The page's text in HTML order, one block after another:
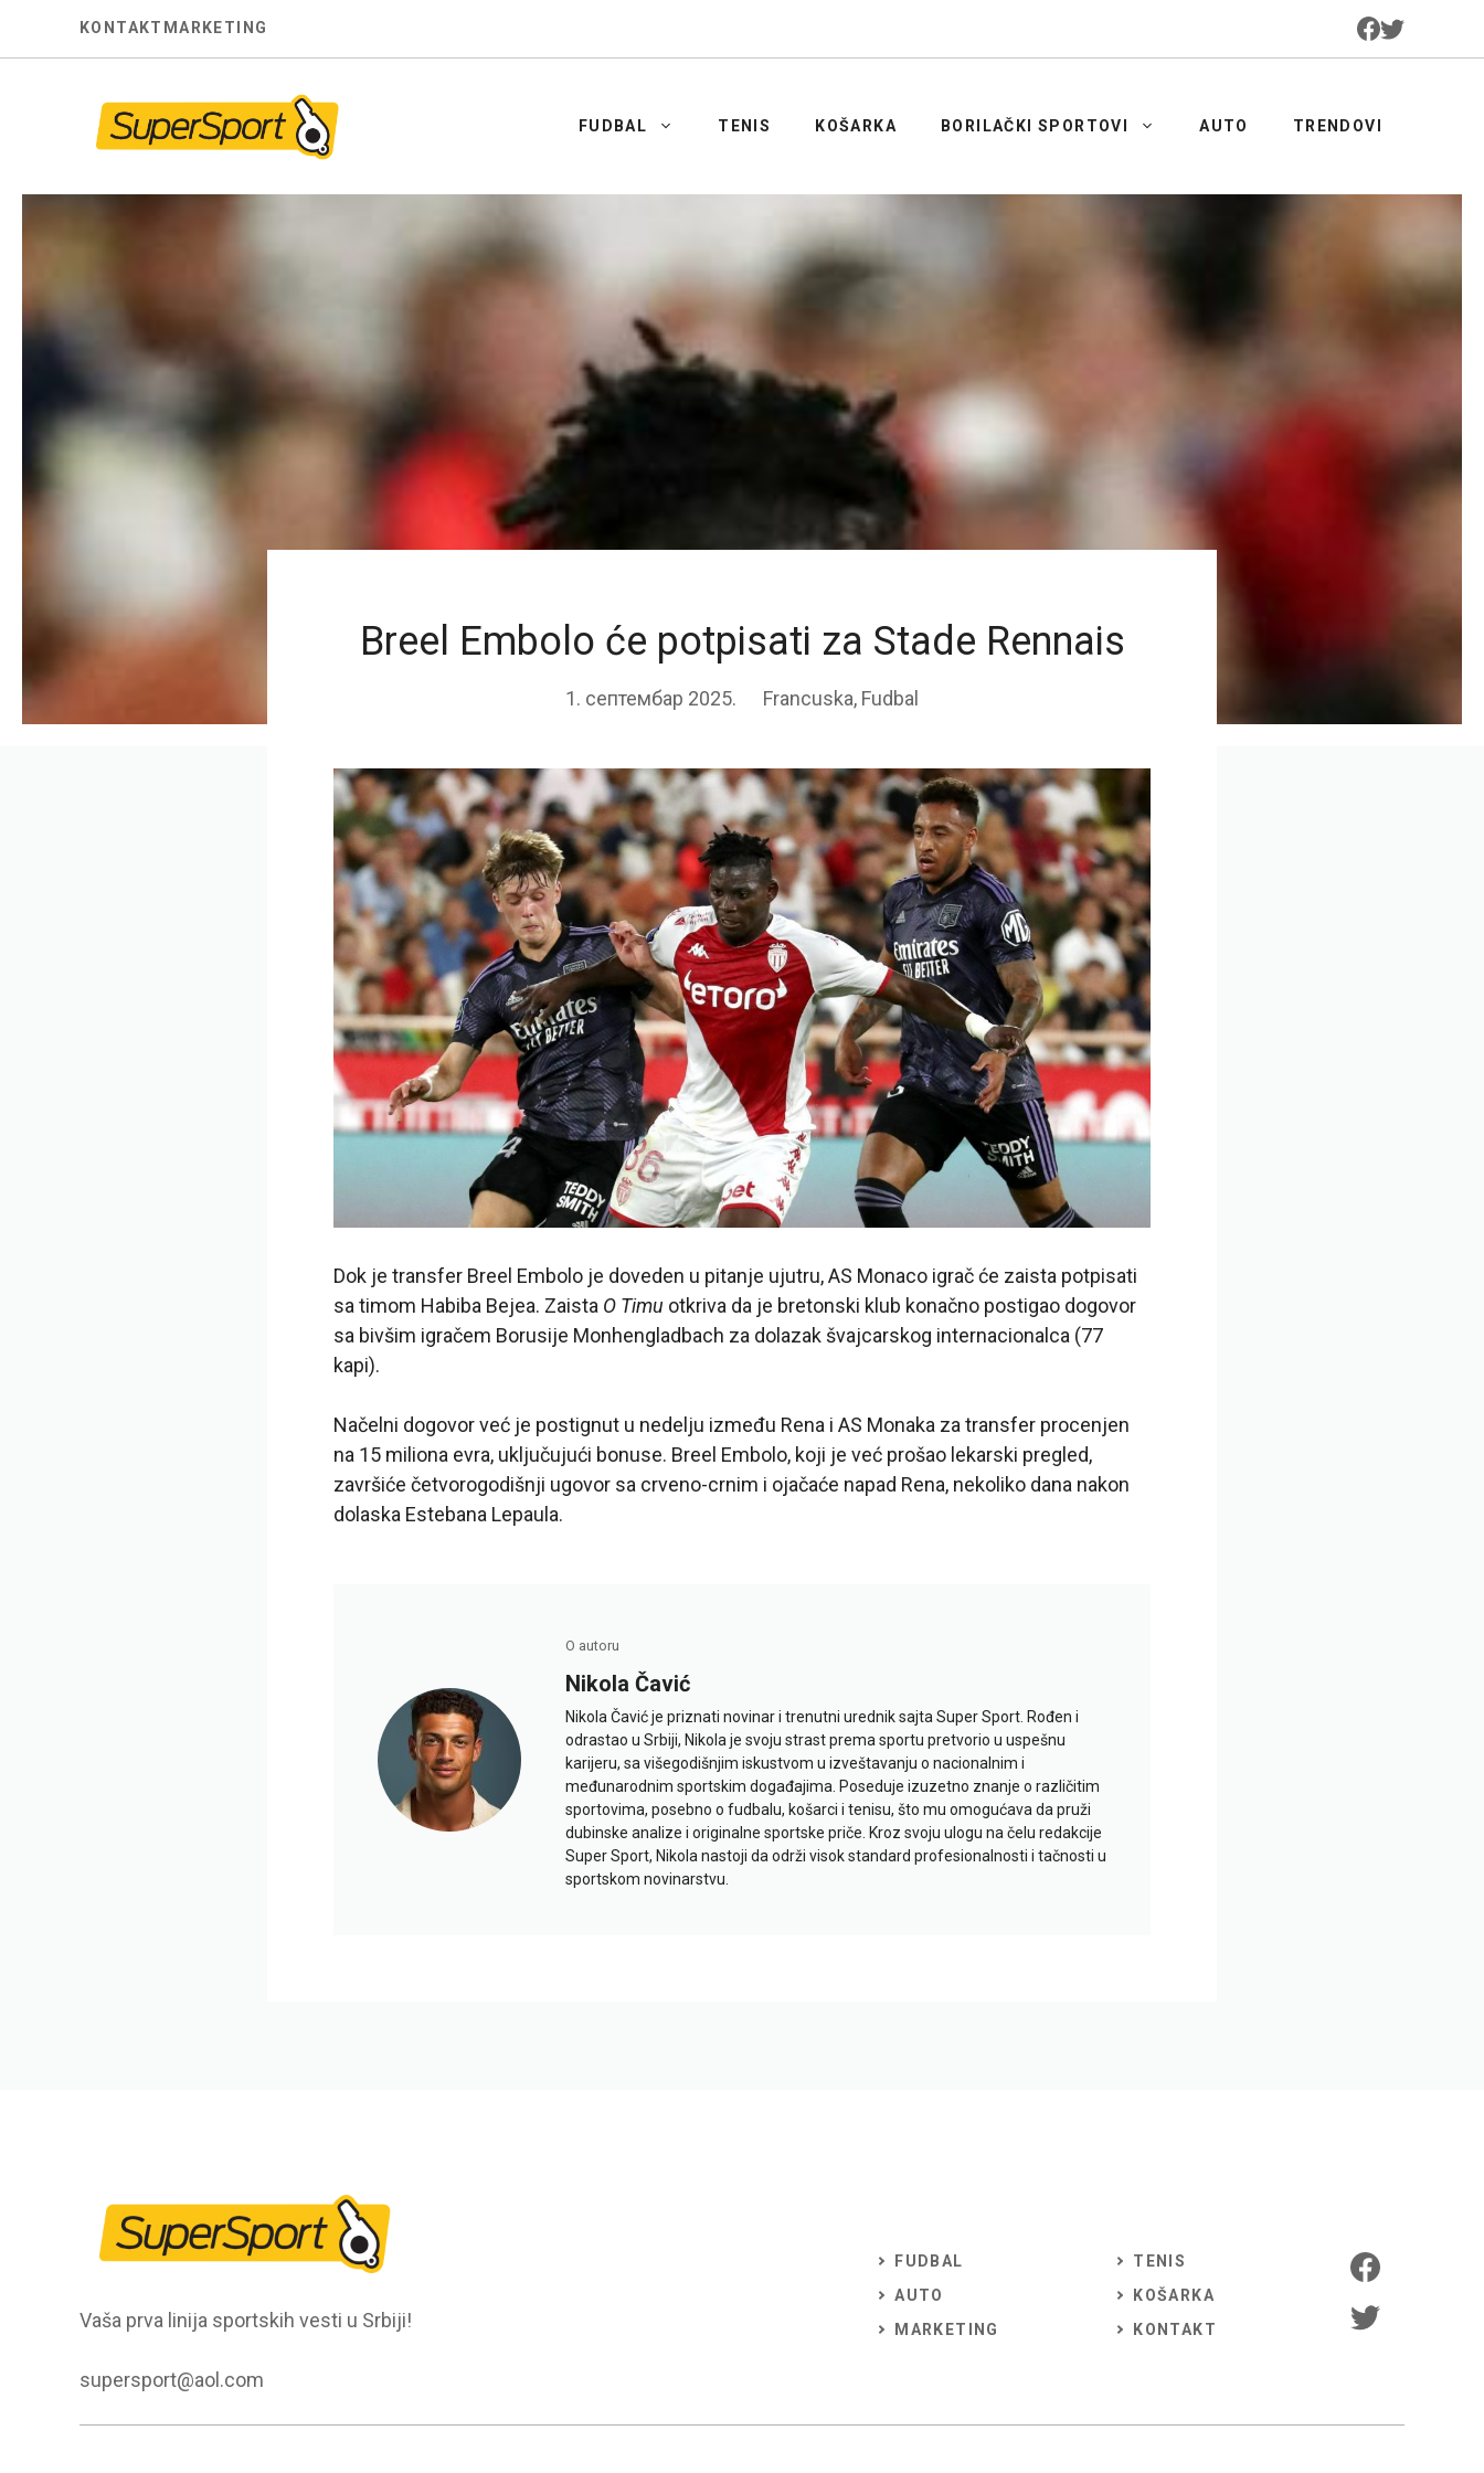
KONTAKT MARKETING
FUDBAL TENIS KOŠARKA BORILAČKI SPORTOVI AUTO TRENDOVI
Breel Embolo će potpisati za Stade Rennais
1. септембар 2025. Francuska, Fudbal
Dok je transfer Breel Embolo je doveden u pitanje ujutru, AS Monaco igrač će zaista potpisati
sa timom Habiba Bejea. Zaista O Timu otkriva da je bretonski klub konačno postigao dogovor
sa bivšim igračem Borusije Monhengladbach za dolazak švajcarskog internacionalca (77
kapi).
Načelni dogovor već je postignut u nedelju između Rena i AS Monaka za transfer procenjen
na 15 miliona evra, uključujući bonuse. Breel Embolo, koji je već prošao lekarski pregled,
završiće četvorogodišnji ugovor sa crveno-crnim i ojačaće napad Rena, nekoliko dana nakon
dolaska Estebana Lepaula.
O autoru
Nikola Čavić
Nikola Čavić je priznati novinar i trenutni urednik sajta Super Sport. Rođen i
odrastao u Srbiji, Nikola je svoju strast prema sportu pretvorio u uspešnu
karijeru, sa višegodišnjim iskustvom u izveštavanju o nacionalnim i
međunarodnim sportskim događajima. Poseduje izuzetno znanje o različitim
sportovima, posebno o fudbalu, košarci i tenisu, što mu omogućava da pruži
dubinske analize i originalne sportske priče. Kroz svoju ulogu na čelu redakcije
Super Sport, Nikola nastoji da održi visok standard profesionalnosti i tačnosti u
sportskom novinarstvu.
Vaša prva linija sportskih vesti u Srbiji!
supersport@aol.com
FUDBAL
AUTO
MARKETING
TENIS
KOŠARKA
KONTAKT